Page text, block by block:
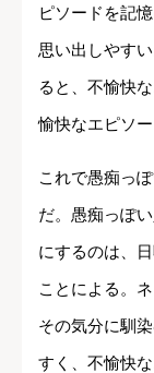
ピソードを記
思い出しやす
ると、不愉快
愉快なエピソ
これで愚痴っ
だ。愚痴っぽ
にするのは、
ことによる。
その気分に馴
すく、不愉快